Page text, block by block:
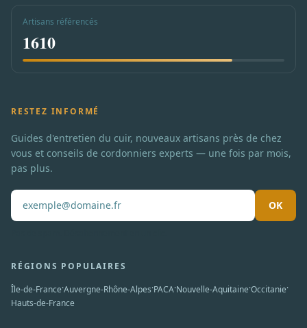
Artisans référencés
1610
RESTEZ INFORMÉ
Guides d'entretien du cuir, nouveaux artisans près de chez
vous et conseils de cordonniers experts — une fois par mois,
pas plus.
OK
RÉGIONS POPULAIRES
Île-de-France·Auvergne-Rhône-Alpes·PACA·Nouvelle-Aquitaine·Occitanie·
Hauts-de-France